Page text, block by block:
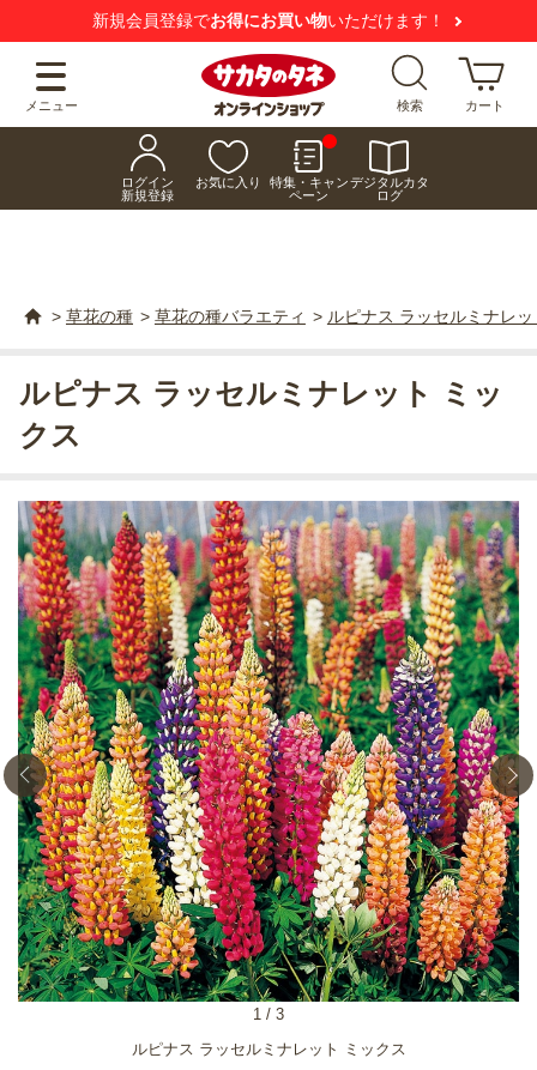
新規会員登録でお得にお買い物いただけます！
メニュー 検索 カート
ログイン
新規登録
お気に入り
特集・キャン
ペーン
デジタルカタ
ログ
> 草花の種 > 草花の種バラエティ > ルピナス ラッセルミナレ
ルピナス ラッセルミナレット ミックス
1 / 3
ルピナス ラッセルミナレット ミッ
クス